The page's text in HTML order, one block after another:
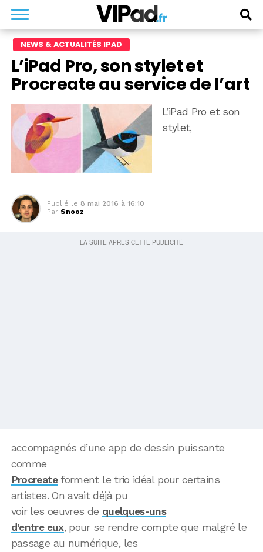
NEWS & ACTUALITÉS IPAD
L’iPad Pro, son stylet et
Procreate au service de l’art
L’iPad Pro et son
stylet,
Publié le 8 mai 2016 à 16:10
Par Snooz
accompagnés d’une app de dessin puissante
comme
Procreateforment le trio idéal pour certains
artistes. On avait déjà pu
voir les oeuvres de quelques-uns
d’entre eux, pour se rendre compte que malgré le
passage au numérique, les